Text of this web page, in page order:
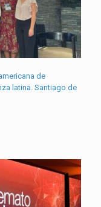
de
latina. Santiago de